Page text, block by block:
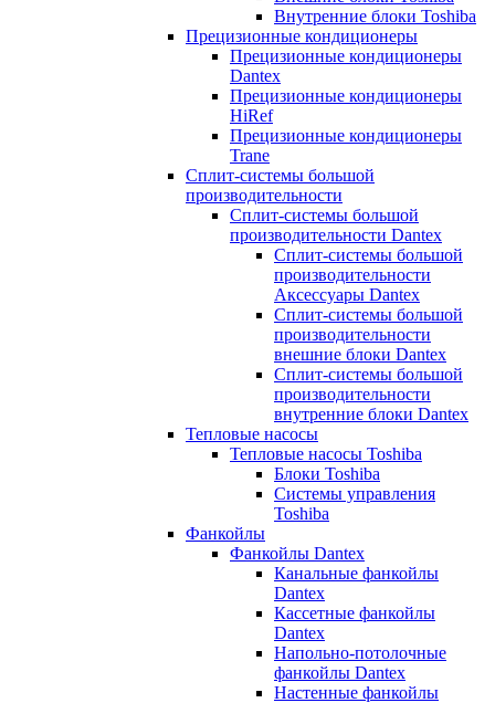
Внутренние блоки Toshiba
Прецизионные кондиционеры
Прецизионные кондиционеры
Dantex
Прецизионные кондиционеры
HiRef
Прецизионные кондиционеры
Trane
Сплит-системы большой
производительности
Сплит-системы большой
производительности Dantex
Сплит-системы большой
производительности
Аксессуары Dantex
Сплит-системы большой
производительности
внешние блоки Dantex
Сплит-системы большой
производительности
внутренние блоки Dantex
Тепловые насосы
Тепловые насосы Toshiba
Блоки Toshiba
Системы управления
Toshiba
Фанкойлы
Фанкойлы Dantex
Канальные фанкойлы
Dantex
Кассетные фанкойлы
Dantex
Напольно-потолочные
фанкойлы Dantex
Настенные фанкойлы